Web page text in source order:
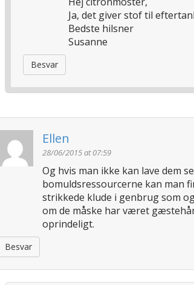
Ja, det giver stof til
Bedste hilsner
Susanne
Besvar
Ellen
28/06/2015 at 07:59
Og hvis man ikke kan lave dem
bomuldsressourcerne kan man
strikkede klude i genbrug som
om de måske har været
oprindeligt.
Besvar